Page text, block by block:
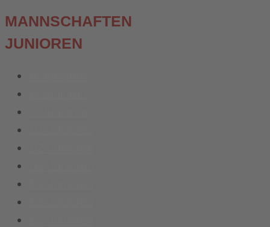
MANNSCHAFTEN
JUNIOREN